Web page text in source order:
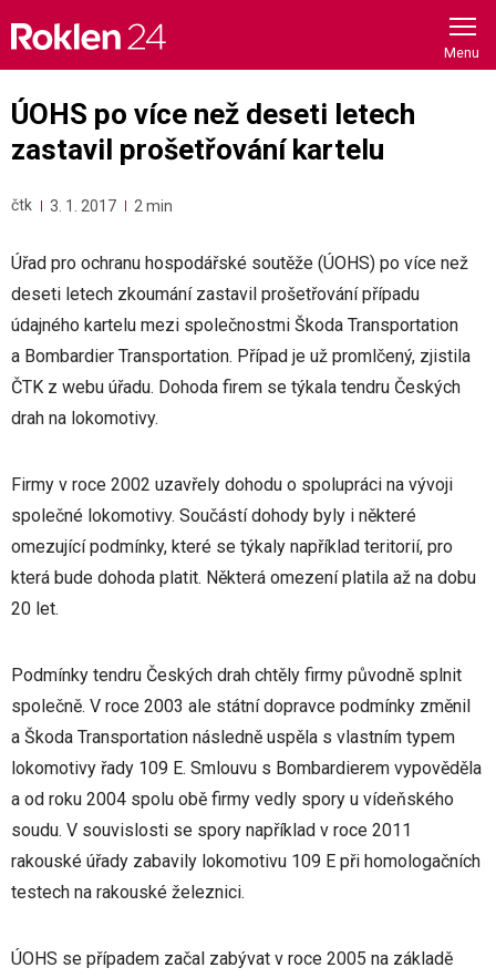
content
ÚOHS po více než deseti letech
zastavil prošetřování kartelu
čtk 3. 1. 2017 2 min
Úřad pro ochranu hospodářské soutěže (ÚOHS) po více než
deseti letech zkoumání zastavil prošetřování případu
údajného kartelu mezi společnostmi Škoda Transportation
a Bombardier Transportation. Případ je už promlčený, zjistila
ČTK z webu úřadu. Dohoda firem se týkala tendru Českých
drah na lokomotivy.
Firmy v roce 2002 uzavřely dohodu o spolupráci na vývoji
společné lokomotivy. Součástí dohody byly i některé
omezující podmínky, které se týkaly například teritorií, pro
která bude dohoda platit. Některá omezení platila až na dobu
20 let.
Podmínky tendru Českých drah chtěly firmy původně splnit
společně. V roce 2003 ale státní dopravce podmínky změnil
a Škoda Transportation následně uspěla s vlastním typem
lokomotivy řady 109 E. Smlouvu s Bombardierem vypověděla
a od roku 2004 spolu obě firmy vedly spory u vídeňského
soudu. V souvislosti se spory například v roce 2011
rakouské úřady zabavily lokomotivu 109 E při homologačních
testech na rakouské železnici.
ÚOHS se případem začal zabývat v roce 2005 na základě